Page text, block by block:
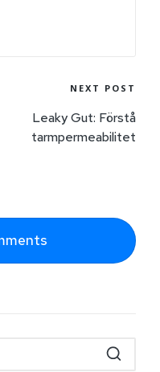
NEXT POST
Leaky Gut: Förstå
tarmpermeabilitet